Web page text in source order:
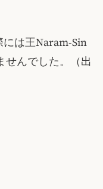
は王Naram-Sin
せんでした。（出